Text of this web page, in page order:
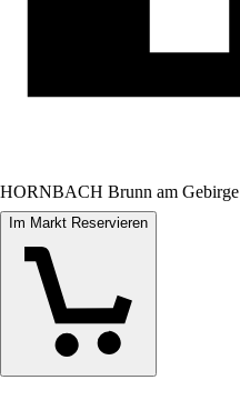
HORNBACH Brunn am Gebirge
Im Markt Reservieren